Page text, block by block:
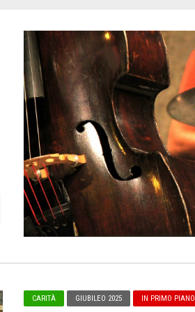
CARITÀ GIUBILEO 2025 IN PRIMO PIANO